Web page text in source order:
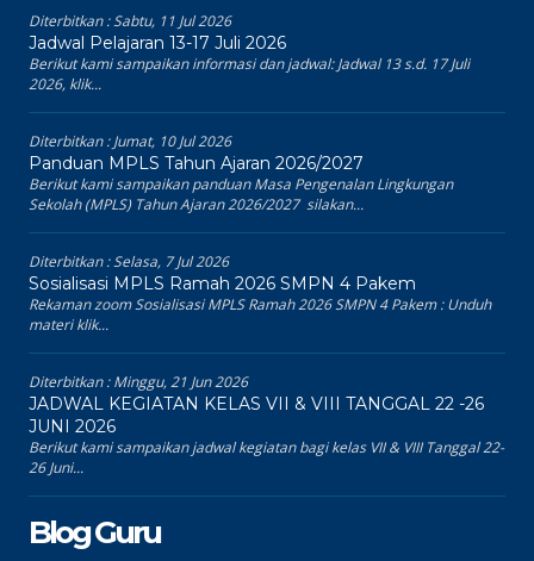
Diterbitkan :Sabtu, 11 Jul 2026
Jadwal Pelajaran 13-17 Juli 2026
Berikut kami sampaikan informasi dan jadwal: Jadwal 13 s.d. 17 Juli
2026, klik...
Diterbitkan :Jumat, 10 Jul 2026
Panduan MPLS Tahun Ajaran 2026/2027
Berikut kami sampaikan panduan Masa Pengenalan Lingkungan
Sekolah (MPLS) Tahun Ajaran 2026/2027 silakan...
Diterbitkan :Selasa, 7 Jul 2026
Sosialisasi MPLS Ramah 2026 SMPN 4 Pakem
Rekaman zoom Sosialisasi MPLS Ramah 2026 SMPN 4 Pakem : Unduh
materi klik...
Diterbitkan :Minggu, 21 Jun 2026
JADWAL KEGIATAN KELAS VII & VIII TANGGAL 22 -26
JUNI 2026
Berikut kami sampaikan jadwal kegiatan bagi kelas VII & VIII Tanggal 22-
26 Juni...
Blog Guru